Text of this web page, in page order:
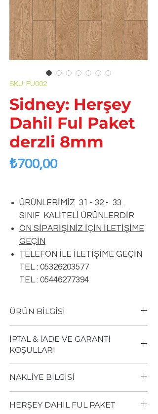
SKU: FU002
Sidney: Herşey
Dahil Ful Paket
derzli 8mm
₺700,00Price
ÜRÜNLERİMİZ 31 - 32 - 33 .
SINIF KALİTELİ ÜRÜNLERDİR
ÖN SİPARİŞİNİZ İÇİN İLETİŞİME
GEÇİN
TELEFON İLE İLETİŞİME GEÇİN
TEL : 05326203577
TEL : 05446277394
ÜRÜN BİLGİSİ
FU002
Boyutlar197 x 1205 mm
Kalınlıklar8 mm
DekorAhşap-Meşe
PahDerzli
İPTAL & İADE VE GARANTİ
KOŞULLARI
garantisi altındadır.
Almış olduğunuz ürününü ambalajını
açmadan, tahrip etmeden, bozmadan,
NAKLİYE BİLGİSİ
düşündüğünüz paketleri teslim aldığınız
HERŞEY DAHİL FUL PAKET